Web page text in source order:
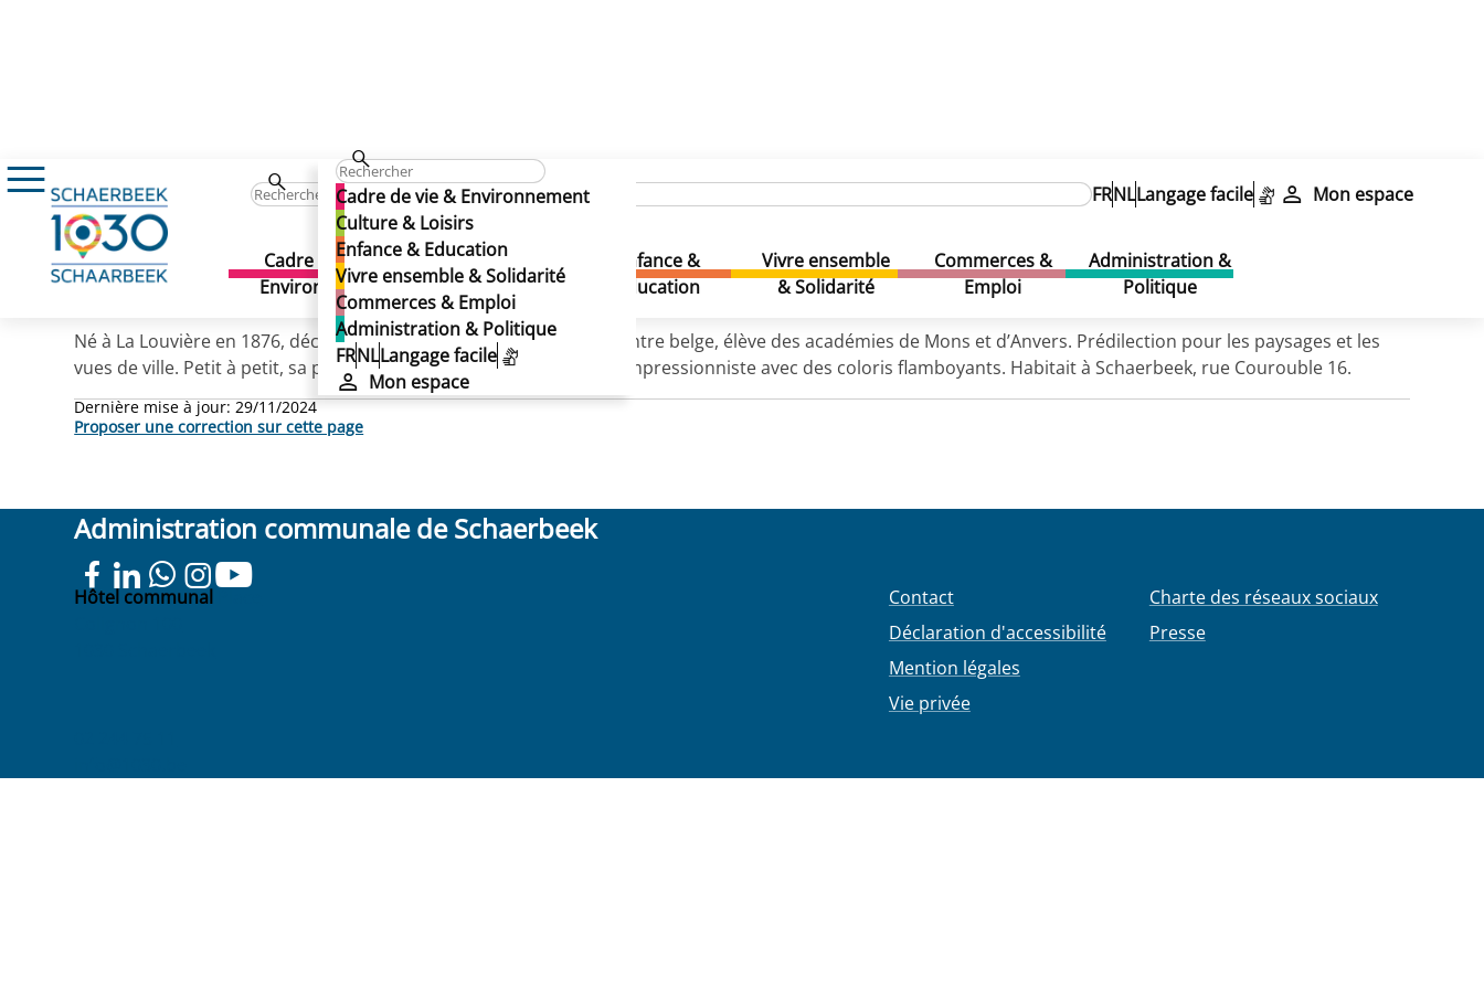
Cadre de vie & Environnement
Culture & Loisirs
Enfance & Education
Vivre ensemble & Solidarité
Commerces & Emploi
Administration & Politique
FRNLLangage facile
Mon espace
FRNLLangage facile Mon espace
Cadre de vie &
Environnement
Culture & Loisirs
Enfance &
Education
Vivre ensemble
& Solidarité
Commerces &
Emploi
Administration &
Politique
LEDUC Paul (rue)
LEDUC Paul (rue)
Publié le 29/11/2024
Né à La Louvière en 1876, décédé à Schaerbeek en 1943. Artiste peintre belge, élève des académies de Mons et d’Anvers. Prédilection pour les paysages et les
vues de ville. Petit à petit, sa palette s’éclaircit et son style devient impressionniste avec des coloris flamboyants. Habitait à Schaerbeek, rue Courouble 16.
Dernière mise à jour:29/11/2024
Proposer une correction sur cette page
Administration communale de Schaerbeek
Hôtel communal
Contact
Déclaration d'accessibilité
Mention légales
Vie privée
Charte des réseaux sociaux
Presse